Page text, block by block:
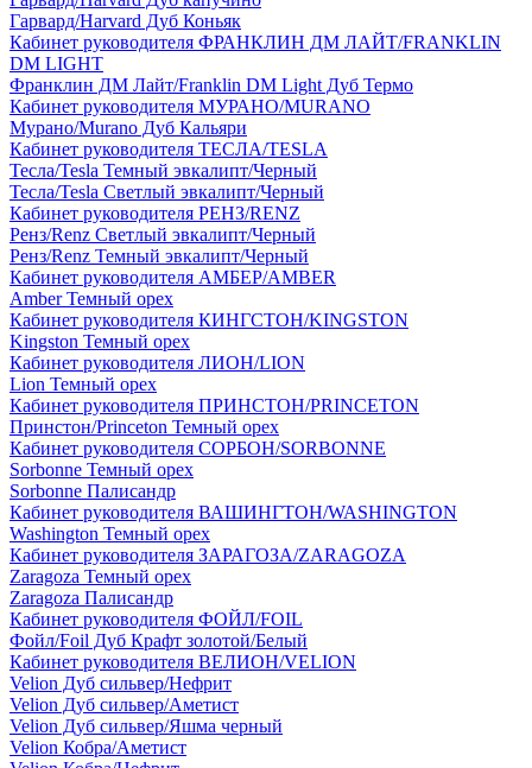
Гарвард/Harvard Дуб Коньяк
Кабинет руководителя ФРАНКЛИН ДМ ЛАЙТ/FRANKLIN
DM LIGHT
Франклин ДМ Лайт/Franklin DM Light Дуб Термо
Кабинет руководителя МУРАНО/MURANO
Мурано/Murano Дуб Кальяри
Кабинет руководителя ТЕСЛА/TESLA
Тесла/Tesla Темный эвкалипт/Черный
Тесла/Tesla Светлый эвкалипт/Черный
Кабинет руководителя РЕНЗ/RENZ
Ренз/Renz Светлый эвкалипт/Черный
Ренз/Renz Темный эвкалипт/Черный
Кабинет руководителя АМБЕР/AMBER
Amber Темный орех
Кабинет руководителя КИНГСТОН/KINGSTON
Kingston Темный орех
Кабинет руководителя ЛИОН/LION
Lion Темный орех
Кабинет руководителя ПРИНСТОН/PRINCETON
Принстон/Princeton Темный орех
Кабинет руководителя СОРБОН/SORBONNE
Sorbonne Темный орех
Sorbonne Палисандр
Кабинет руководителя ВАШИНГТОН/WASHINGTON
Washington Темный орех
Кабинет руководителя ЗАРАГОЗА/ZARAGOZA
Zaragoza Темный орех
Zaragoza Палисандр
Кабинет руководителя ФОЙЛ/FOIL
Фойл/Foil Дуб Крафт золотой/Белый
Кабинет руководителя ВЕЛИОН/VELION
Velion Дуб сильвер/Нефрит
Velion Дуб сильвер/Аметист
Velion Дуб сильвер/Яшма черный
Velion Кобра/Аметист